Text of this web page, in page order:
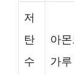
저
탄
수
아
가